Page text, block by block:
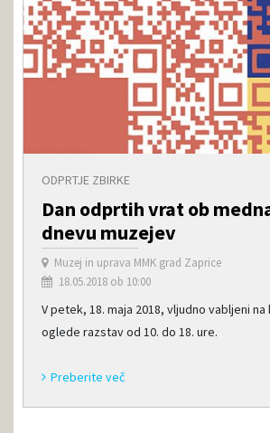
ODPRTJE ZBIRKE
Dan odprtih vrat ob
dnevu muzejev
Muzej in uprava MMK grad Zaprice
18.05.2018 ob 10:00
V petek, 18. maja 2018, vljudno vabljeni
oglede razstav od 10. do 18. ure.
Preberite več